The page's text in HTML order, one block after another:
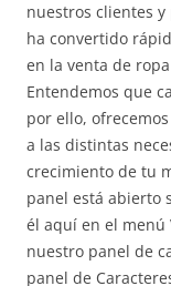
nuestros clientes
ha convertido
en la venta de
Entendemos que
por ello,
a las distintas
crecimiento de tu
panel está abierto
él aquí en el menú
nuestro panel de
panel de